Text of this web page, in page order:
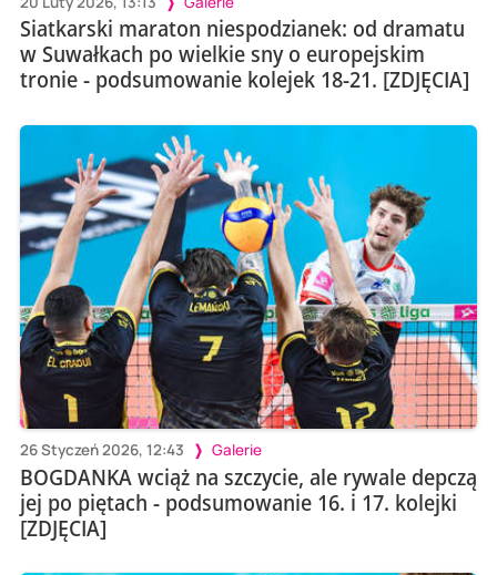
Siatkarski maraton niespodzianek: od dramatu
w Suwałkach po wielkie sny o europejskim
tronie - podsumowanie kolejek 18-21. [ZDJĘCIA]
26 Styczeń 2026, 12:43 Galerie
BOGDANKA wciąż na szczycie, ale rywale depczą
jej po piętach - podsumowanie 16. i 17. kolejki
[ZDJĘCIA]